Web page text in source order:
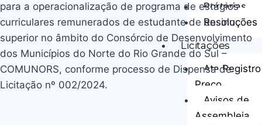
Portarias
Resoluções
Licitações
Ata
Preço
Avisos de
Assembleia
para a operacionalização de programa de estágios
curriculares remunerados de estudante de ensino
superior no âmbito do Consórcio de Desenvolvimento
dos Municípios do Norte do Rio Grande do Sul –
COMUNORS, conforme processo de Dispensa de
Licitação nº 002/2024.